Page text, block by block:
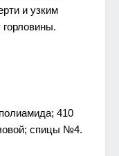
и yзким
410
спицы №4.